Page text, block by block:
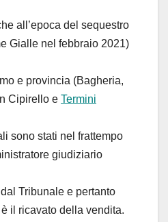
all’epoca del sequestro
Gialle nel febbraio 2021)
e provincia (Bagheria,
Cipirello e Termini
sono stati nel frattempo
giudiziario
Tribunale e pertanto
il ricavato della vendita.